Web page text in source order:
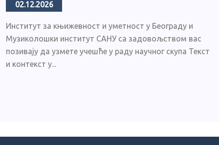
02.12.2026
Институт за књижевност и уметност у Београду и
Музиколошки институт САНУ са задовољством вас
позивају да узмете учешће у раду научног скупа Текст
и контекст у...